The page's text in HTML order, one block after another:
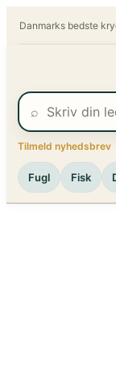
Danmarks bedste
⌕
Tilmeld nyhedsbrev
Fugl Fisk